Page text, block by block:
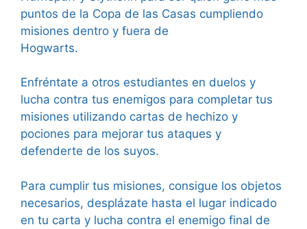
puntos de la Copa de las Casas cumpliendo
misiones dentro y fuera de
Hogwarts.
Enfréntate a otros estudiantes en duelos y
lucha contra tus enemigos para completar tus
misiones utilizando cartas de hechizo y
pociones para mejorar tus ataques y
defenderte de los suyos.
Para cumplir tus misiones, consigue los objetos
necesarios, desplázate hasta el lugar indicado
en tu carta y lucha contra el enemigo final de